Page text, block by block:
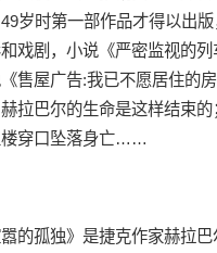
岁时第一部作品才得以出版
戏剧，小说《严密监视的
售屋广告:我已不愿居住的
拉巴尔的生命是这样结束
楼穿口坠落身亡……
嚣的孤独》是捷克作家赫拉